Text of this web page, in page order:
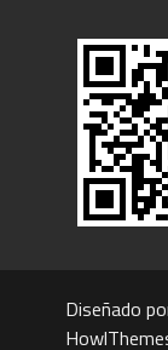
Diseñado